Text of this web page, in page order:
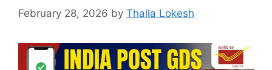
February 28, 2026 by Thalla Lokesh